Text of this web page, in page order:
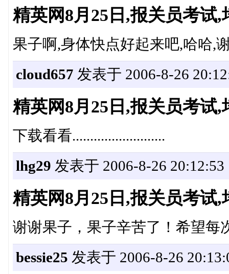
精英网8月25日,报关员考试
果子啊,身体快点好起来吧,哈哈,
cloud657 发表于 2006-8-26
精英网8月25日,报关员考试
下载看看..........................
lhg29 发表于 2006-8-26 20:12:53
精英网8月25日,报关员考试
谢谢果子，果子辛苦了！希望每
bessie25 发表于 2006-8-26